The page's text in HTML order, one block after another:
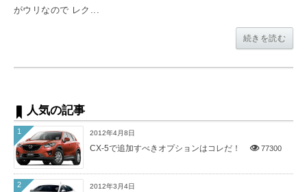
がウリなので レク...
続きを読む
人気の記事
2012年4月8日
CX-5で追加すべきオプションはコレだ！ 77300
1
2012年3月4日
2